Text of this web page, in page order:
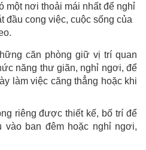
một nơi thoải mái nhất để nghỉ
đầu cong việc, cuộc sống của
căn phòng giữ vị trí quan
năng thư giãn, nghỉ ngơi, để
làm việc căng thẳng hoặc khi
riêng được thiết kế, bố trí để
ban đêm hoặc nghỉ ngơi,